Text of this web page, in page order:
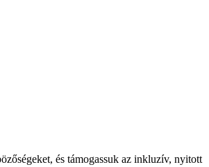
és támogassuk az inkluzív, nyitott